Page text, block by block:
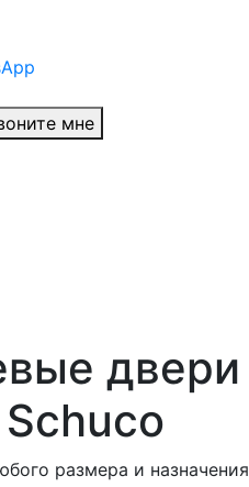
мне
двери
размера и назначения